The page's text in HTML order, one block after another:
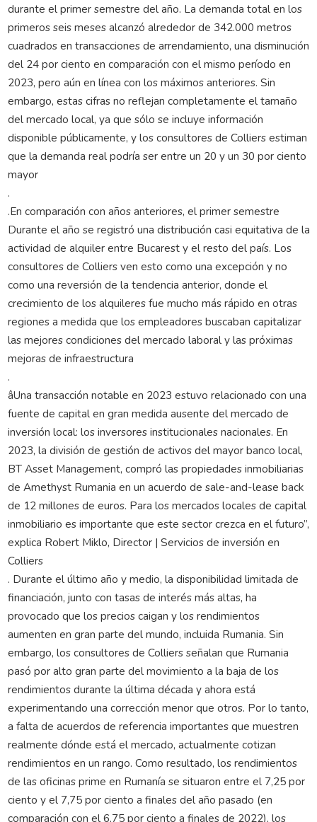
durante el primer semestre del año. La demanda total en los
primeros seis meses alcanzó alrededor de 342.000 metros
cuadrados en transacciones de arrendamiento, una disminución
del 24 por ciento en comparación con el mismo período en
2023, pero aún en línea con los máximos anteriores. Sin
embargo, estas cifras no reflejan completamente el tamaño
del mercado local, ya que sólo se incluye información
disponible públicamente, y los consultores de Colliers estiman
que la demanda real podría ser entre un 20 y un 30 por ciento
mayor
.
.En comparación con años anteriores, el primer semestre
Durante el año se registró una distribución casi equitativa de la
actividad de alquiler entre Bucarest y el resto del país. Los
consultores de Colliers ven esto como una excepción y no
como una reversión de la tendencia anterior, donde el
crecimiento de los alquileres fue mucho más rápido en otras
regiones a medida que los empleadores buscaban capitalizar
las mejores condiciones del mercado laboral y las próximas
mejoras de infraestructura
.
âUna transacción notable en 2023 estuvo relacionado con una
fuente de capital en gran medida ausente del mercado de
inversión local: los inversores institucionales nacionales. En
2023, la división de gestión de activos del mayor banco local,
BT Asset Management, compró las propiedades inmobiliarias
de Amethyst Rumania en un acuerdo de sale-and-lease back
de 12 millones de euros. Para los mercados locales de capital
inmobiliario es importante que este sector crezca en el futuro”,
explica Robert Miklo, Director | Servicios de inversión en
Colliers
. Durante el último año y medio, la disponibilidad limitada de
financiación, junto con tasas de interés más altas, ha
provocado que los precios caigan y los rendimientos
aumenten en gran parte del mundo, incluida Rumania. Sin
embargo, los consultores de Colliers señalan que Rumania
pasó por alto gran parte del movimiento a la baja de los
rendimientos durante la última década y ahora está
experimentando una corrección menor que otros. Por lo tanto,
a falta de acuerdos de referencia importantes que muestren
realmente dónde está el mercado, actualmente cotizan
rendimientos en un rango. Como resultado, los rendimientos
de las oficinas prime en Rumanía se situaron entre el 7,25 por
ciento y el 7,75 por ciento a finales del año pasado (en
comparación con el 6,75 por ciento a finales de 2022), los